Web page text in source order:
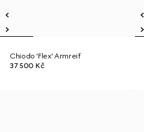
Chiodo 'Flex' Armreif
37 500 Kč